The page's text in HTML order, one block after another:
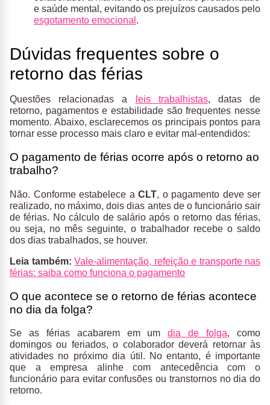
e saúde mental, evitando os prejuízos causados pelo
esgotamento emocional .
Dúvidas frequentes sobre o
retorno das férias
Questões relacionadas a leis trabalhistas, datas de
retorno, pagamentos e estabilidade são frequentes nesse
momento. Abaixo, esclarecemos os principais pontos para
tornar esse processo mais claro e evitar mal-entendidos:
O pagamento de férias ocorre após o retorno ao
trabalho?
Não. Conforme estabelece a CLT, o pagamento deve ser
realizado, no máximo, dois dias antes de o funcionário sair
de férias. No cálculo de salário após o retorno das férias,
ou seja, no mês seguinte, o trabalhador recebe o saldo
dos dias trabalhados, se houver.
Leia também: Vale-alimentação, refeição e transporte nas
férias: saiba como funciona o pagamento
O que acontece se o retorno de férias acontece
no dia da folga?
Se as férias acabarem em umdia de folga, como
domingos ou feriados, o colaborador deverá retornar às
atividades no próximo dia útil. No entanto, é importante
que a empresa alinhe com antecedência com o
funcionário para evitar confusões ou transtornos no dia do
retorno.